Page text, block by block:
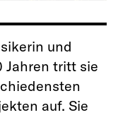
und
Jahren tritt sie
auf. Sie